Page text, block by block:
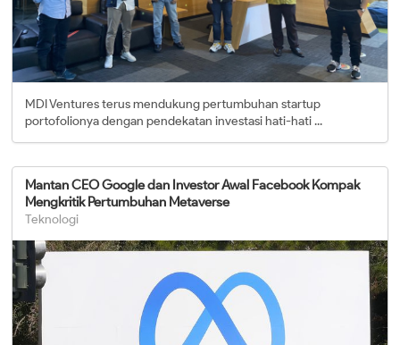
MDI Ventures terus mendukung pertumbuhan startup
portofolionya dengan pendekatan investasi hati-hati ...
Mantan CEO Google dan Investor Awal Facebook Kompak
Mengkritik Pertumbuhan Metaverse
Teknologi